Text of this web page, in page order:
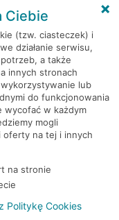
prawa zastrzeżone
Ciebie
(tzw. ciasteczek) i
działanie serwisu,
a także
innych stronach
lub
do funkcjonowania
wycofać w każdym
mogli
oferty na tej i innych
na stronie
Politykę Cookies